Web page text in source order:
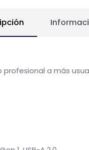
profesional a más